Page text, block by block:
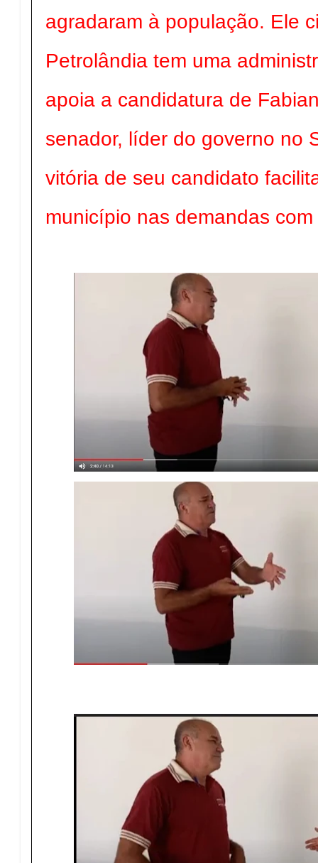
agradaram à população. Ele
Petrolândia tem uma
apoia a candidatura de
senador, líder do governo no
vitória de seu candidato
município nas demandas